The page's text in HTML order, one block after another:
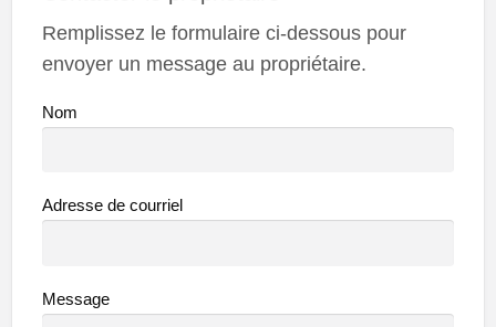
Remplissez le formulaire ci-dessous pour
envoyer un message au propriétaire.
Nom
Adresse de courriel
Message